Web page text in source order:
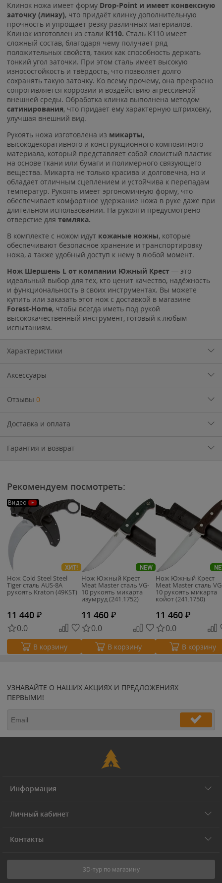
Клинок ножа имеет форму Drop-Point и имеет конвексную
заточку (линзу), что придаёт клинку дополнительную
прочность и упрощает резку различных материалов.
Клинок изготовлен из стали К110. Сталь K110 имеет
сложный состав, благодаря чему получает ряд
положительных свойств, таких как способность держать
тонкий угол заточки. При этом сталь имеет высокую
износостойкость и твёрдость, что позволяет долго
сохранять такую заточку. Ко всему прочему, она прекрасно
сопротивляется коррозии и воздействию агрессивной
внешней среды. Обработка клинка выполнена методом
сатинирования, что придает ему характерную штриховку,
улучшая внешний вид.
Рукоять ножа изготовлена из микарты,
высокодекоративного и конструкционного композитного
материала, который представляет собой слоистый пластик
на основе ткани или бумаги и полимерного связующего
вещества. Микарта не только красива и долговечна, но и
обладает отличным сцеплением и устойчива к перепадам
температур. Рукоять имеет эргономичную форму, что
обеспечивает комфортное удержание ножа в руке даже при
длительном использовании. На рукояти предусмотрено
отверстие для темляка.
В комплекте с ножом идут кожаные ножны, которые
обеспечивают безопасное хранение и транспортировку
ножа, а также удобный доступ к нему в любой момент.
Нож Шершень L от компании Южный Крест — это
идеальный выбор для тех, кто ценит качество, надёжность
и функциональность в своих инструментах. Вы можете
купить или заказать этот нож с доставкой в магазине
Forest-Home, чтобы всегда иметь под рукой
высококачественный инструмент, готовый к любым
испытаниям.
Характеристики
Аксессуары
Отзывы 0
Доставка и оплата
Гарантия и возврат
Рекомендуем посмотреть:
Видео
ХИТ!
Нож Cold Steel Steel
Tiger сталь AUS-8A
рукоять Kraton (49KST)
11 440 ₽
0.0
В корзину
NEW
Нож Южный Крест
Meat Master сталь VG-
10 рукоять микарта
изумруд (241.1752)
11 460 ₽
0.0
В корзину
Нож Южный Крест
Meat Master сталь
10 рукоять микарта
койот (241.1750)
11 460 ₽
0.0
В корзину
УЗНАВАЙТЕ О НАШИХ АКЦИЯХ И ПРЕДЛОЖЕНИЯХ
ПЕРВЫМИ!
Информация
Личный кабинет
Контакты
3D-тур по магазину